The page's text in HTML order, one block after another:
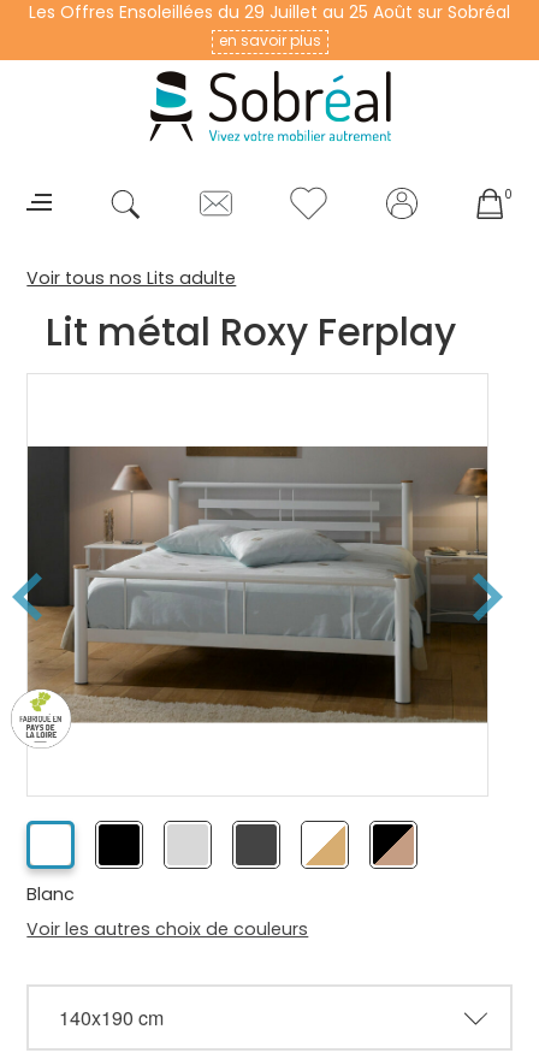
Les Offres Ensoleillées du 29 Juillet au 25 Août sur Sobréal
en savoir plus
0
Voir tous nos Lits adulte
Lit métal Roxy Ferplay
Blanc
Voir les autres choix de couleurs